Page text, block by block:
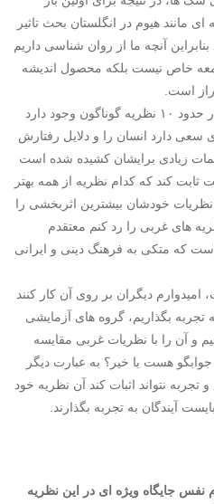
هیوم در انگلستان بحث تاثیر
آنچه ما از روان شناسی داریم
خاص نیست بلکه محصول اندیشه
است.
در مشاوره و روان درمانی چیزی در حدود ۱۰ نظریه گوناگون وجود دارد
سعی دارد انسان را و دلایل رفتارش
زیادی برایشان کشیده شده است
ثابت کند که کدام نظریه از همه بهتر
نظریات خودشان بیشترین اثربخشی را
های غربی را رد کنم معتقدم
که متکی به فرهنگ دینی و ایرانی
دیگران بر روی آن کار کنند
تجربه بگذاریم، گروه های آزمایشی
آن را با نظریات غربی مقایسه
جوابگو هست یا خیر؟ به عبارت دیگر
تجربه نتواند اثبات کند آن نظریه خود
آیندگان به تجربه بگذارند.
نفس جایگاه ویژه ای در این نظریه